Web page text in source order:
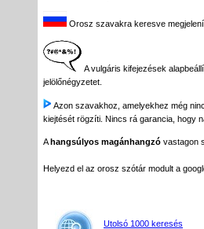
Orosz szavakra keresve
A vulgáris kifejezések
jelölőnégyzetet.
Azon szavakhoz, amelyekhez még
kiejtését rögzíti. Nincs rá garancia, hogy
Ahangsúlyos magánhangzó vastagon
Helyezd el az orosz szótár modult a
Utolsó 1000 keresés